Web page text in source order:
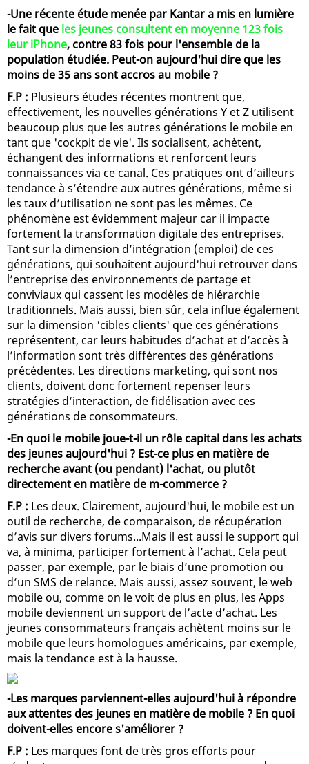
-Une récente étude menée par Kantar a mis en lumière
le fait que les jeunes consultent en moyenne 123 fois
leur iPhone, contre 83 fois pour l'ensemble de la
population étudiée. Peut-on aujourd'hui dire que les
moins de 35 ans sont accros au mobile ?
F.P : Plusieurs études récentes montrent que,
effectivement, les nouvelles générations Y et Z utilisent
beaucoup plus que les autres générations le mobile en
tant que 'cockpit de vie'. Ils socialisent, achètent,
échangent des informations et renforcent leurs
connaissances via ce canal. Ces pratiques ont d’ailleurs
tendance à s’étendre aux autres générations, même si
les taux d’utilisation ne sont pas les mêmes. Ce
phénomène est évidemment majeur car il impacte
fortement la transformation digitale des entreprises.
Tant sur la dimension d’intégration (emploi) de ces
générations, qui souhaitent aujourd'hui retrouver dans
l’entreprise des environnements de partage et
conviviaux qui cassent les modèles de hiérarchie
traditionnels. Mais aussi, bien sûr, cela influe également
sur la dimension 'cibles clients' que ces générations
représentent, car leurs habitudes d’achat et d’accès à
l’information sont très différentes des générations
précédentes. Les directions marketing, qui sont nos
clients, doivent donc fortement repenser leurs
stratégies d’interaction, de fidélisation avec ces
générations de consommateurs.
-En quoi le mobile joue-t-il un rôle capital dans les achats
des jeunes aujourd'hui ? Est-ce plus en matière de
recherche avant (ou pendant) l'achat, ou plutôt
directement en matière de m-commerce ?
F.P : Les deux. Clairement, aujourd'hui, le mobile est un
outil de recherche, de comparaison, de récupération
d’avis sur divers forums...Mais il est aussi le support qui
va, à minima, participer fortement à l’achat. Cela peut
passer, par exemple, par le biais d’une promotion ou
d’un SMS de relance. Mais aussi, assez souvent, le web
mobile ou, comme on le voit de plus en plus, les Apps
mobile deviennent un support de l’acte d’achat. Les
jeunes consommateurs français achètent moins sur le
mobile que leurs homologues américains, par exemple,
mais la tendance est à la hausse.
-Les marques parviennent-elles aujourd'hui à répondre
aux attentes des jeunes en matière de mobile ? En quoi
doivent-elles encore s'améliorer ?
F.P : Les marques font de très gros efforts pour